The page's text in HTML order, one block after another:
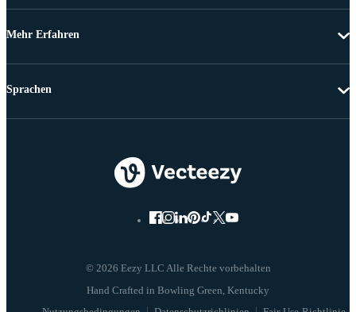
Mehr Erfahren
© 2026 Eezy LLC Alle Rechte vorbehalten
Sprachen